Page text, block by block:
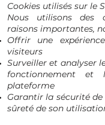
Cookies utilisés sur le
Nous utilisons des
raisons importantes,
Offrir une
visiteurs
Surveiller et analyser
fonctionnement et
plateforme
Garantir la sécurité
sûreté de son